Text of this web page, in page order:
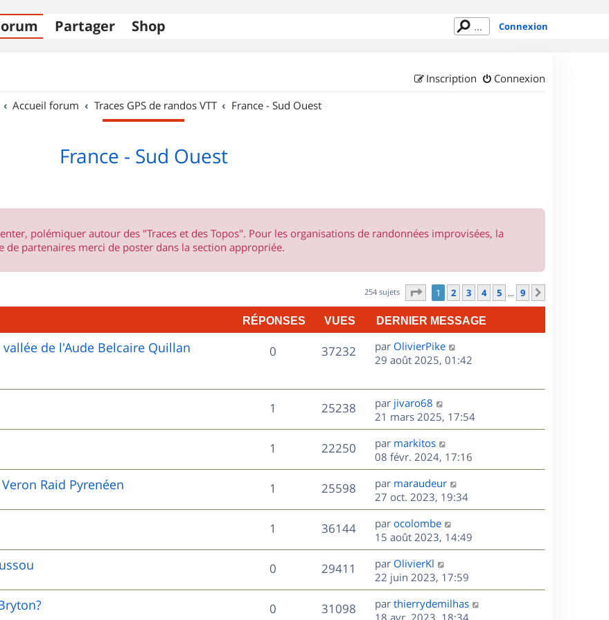
Partager Shop Connexion
Connexion
Inscription
Accueil forum Traces GPS de randos VTT France - Sud Ouest
France - Sud Ouest
polémiquer autour des "Traces et des Topos". Pour les organisations de randonnées improvisées, la
partenaires merci de poster dans la section appropriée.
254 sujets Page sur9
1 2 3 4 5 … 9
RÉPONSES VUES DERNIER MESSAGE
de l'Aude Belcaire Quillan
0R
o
s
37232V
s
D
e
n
i
e
r
m
e
s
s
a
g
e
par OlivierPike
29 août 2025, 01:42
1
é
n
25238V
u
s
D
e
r
n
i
e
r
m
e
s
s
a
g
e
par jivaro68
21 mars 2025, 17:54
1
é
n
s
22250V
u
e
D
e
r
n
i
e
r
m
e
s
s
a
g
par markitos
08 févr. 2024, 17:16
Raid Pyrenéen 1
é
o
n
s
25598V
u
D
e
r
n
i
e
r
m
e
s
par maraudeur
27 oct. 2023, 19:34
1
é
o
36144V
u
s
D
e
r
n
i
e
r
par ocolombe
15 août 2023, 14:49
0R
é
29411
u
D
e
r
n
par OlivierKl
22 juin 2023, 17:59
0R
31098V
D
e
par thierrydemilhas
18 avr. 2023, 18:34